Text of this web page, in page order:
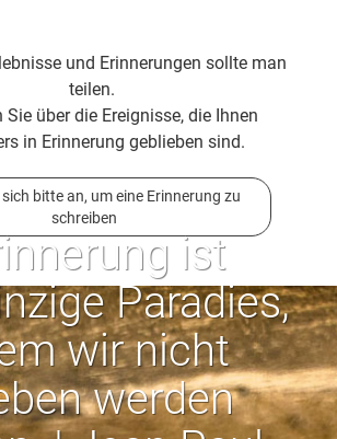
und Erinnerungen sollte man
teilen.
Sie über die Ereignisse, die Ihnen
in Erinnerung geblieben sind.
sich bitte an, um eine Erinnerung zu
schreiben
ist
Paradies,
wir nicht
werden